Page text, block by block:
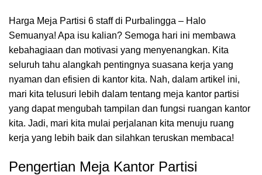
Harga Meja Partisi 6 staff di Purbalingga – Halo
Semuanya! Apa isu kalian? Semoga hari ini membawa
kebahagiaan dan motivasi yang menyenangkan. Kita
seluruh tahu alangkah pentingnya suasana kerja yang
nyaman dan efisien di kantor kita. Nah, dalam artikel ini,
mari kita telusuri lebih dalam tentang meja kantor partisi
yang dapat mengubah tampilan dan fungsi ruangan kantor
kita. Jadi, mari kita mulai perjalanan kita menuju ruang
kerja yang lebih baik dan silahkan teruskan membaca!
Pengertian Meja Kantor Partisi